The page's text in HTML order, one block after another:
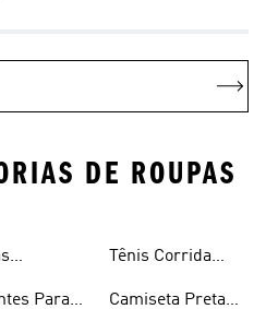
DE ROUPAS
Para
Masculinas
Tênis Corrida
Camiseta Preta